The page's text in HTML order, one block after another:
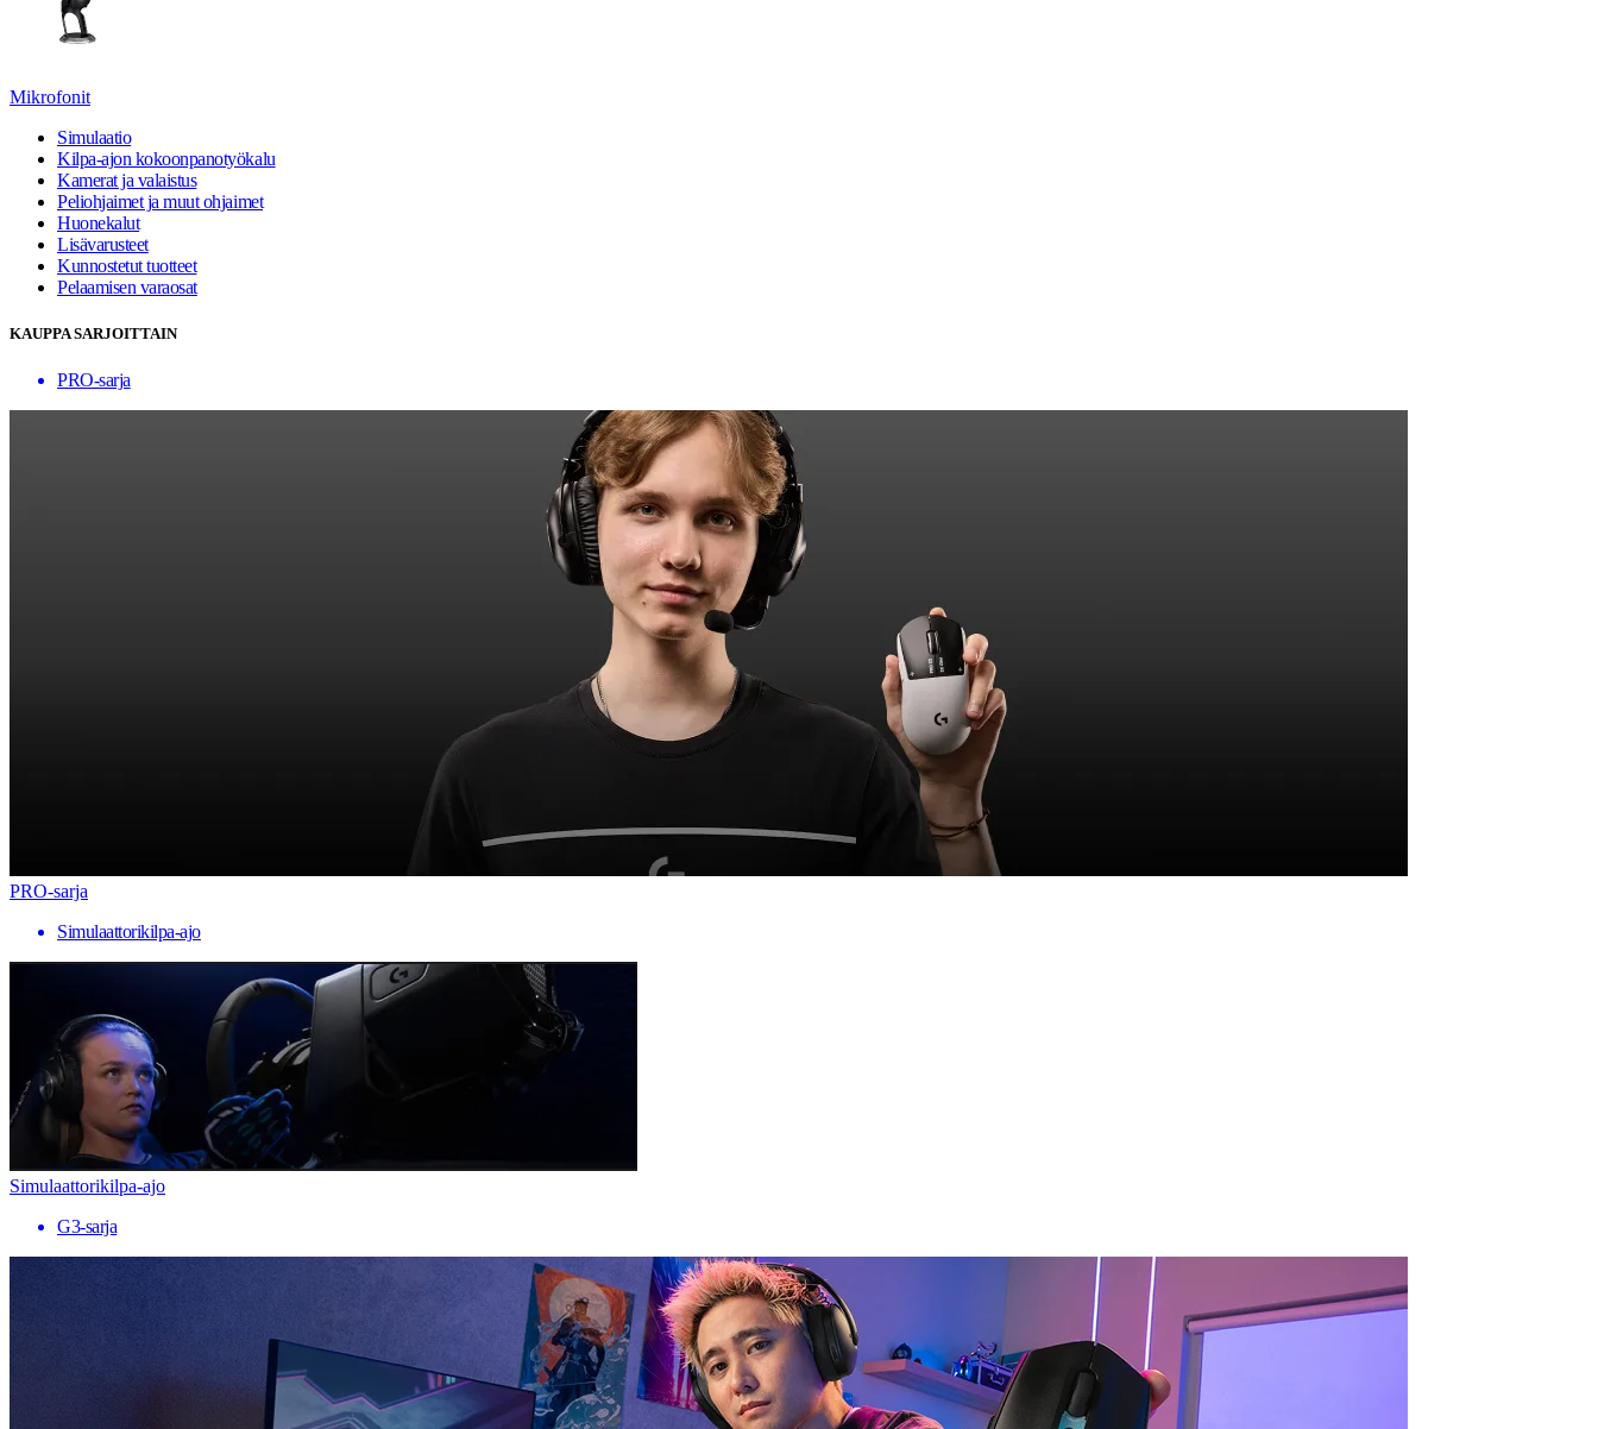
Mikrofonit
Simulaatio
Kilpa-ajon kokoonpanotyökalu
Kamerat ja valaistus
Peliohjaimet ja muut ohjaimet
Huonekalut
Lisävarusteet
Kunnostetut tuotteet
Pelaamisen varaosat
KAUPPA SARJOITTAIN
PRO-sarja
PRO-sarja
Simulaattorikilpa-ajo
Simulaattorikilpa-ajo
G3-sarja